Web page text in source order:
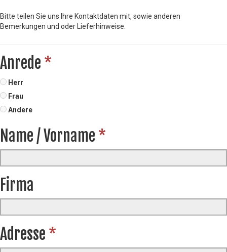
Bitte teilen Sie uns Ihre Kontaktdaten mit, sowie anderen
Bemerkungen und oder Lieferhinweise.
Anrede *
Herr
Frau
Andere
Name / Vorname *
Firma
Adresse *